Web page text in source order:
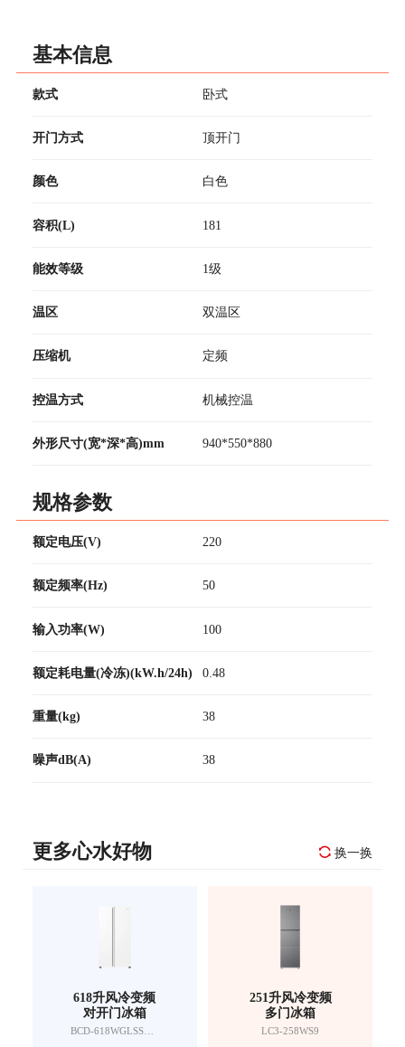
基本信息
款式 卧式
开门方式 顶开门
颜色 白色
容积(L) 181
能效等级 1级
温区 双温区
压缩机 定频
控温方式 机械控温
外形尺寸(宽*深*高)mm 940*550*880
规格参数
额定电压(V) 220
额定频率(Hz) 50
输入功率(W) 100
额定耗电量(冷冻)(kW.h/24h) 0.48
重量(kg) 38
噪声dB(A) 38
更多心水好物 换一换
618升风冷变频
对开门冰箱
BCD-618WGLSSEDW9
251升风冷变频
多门冰箱
LC3-258WS9